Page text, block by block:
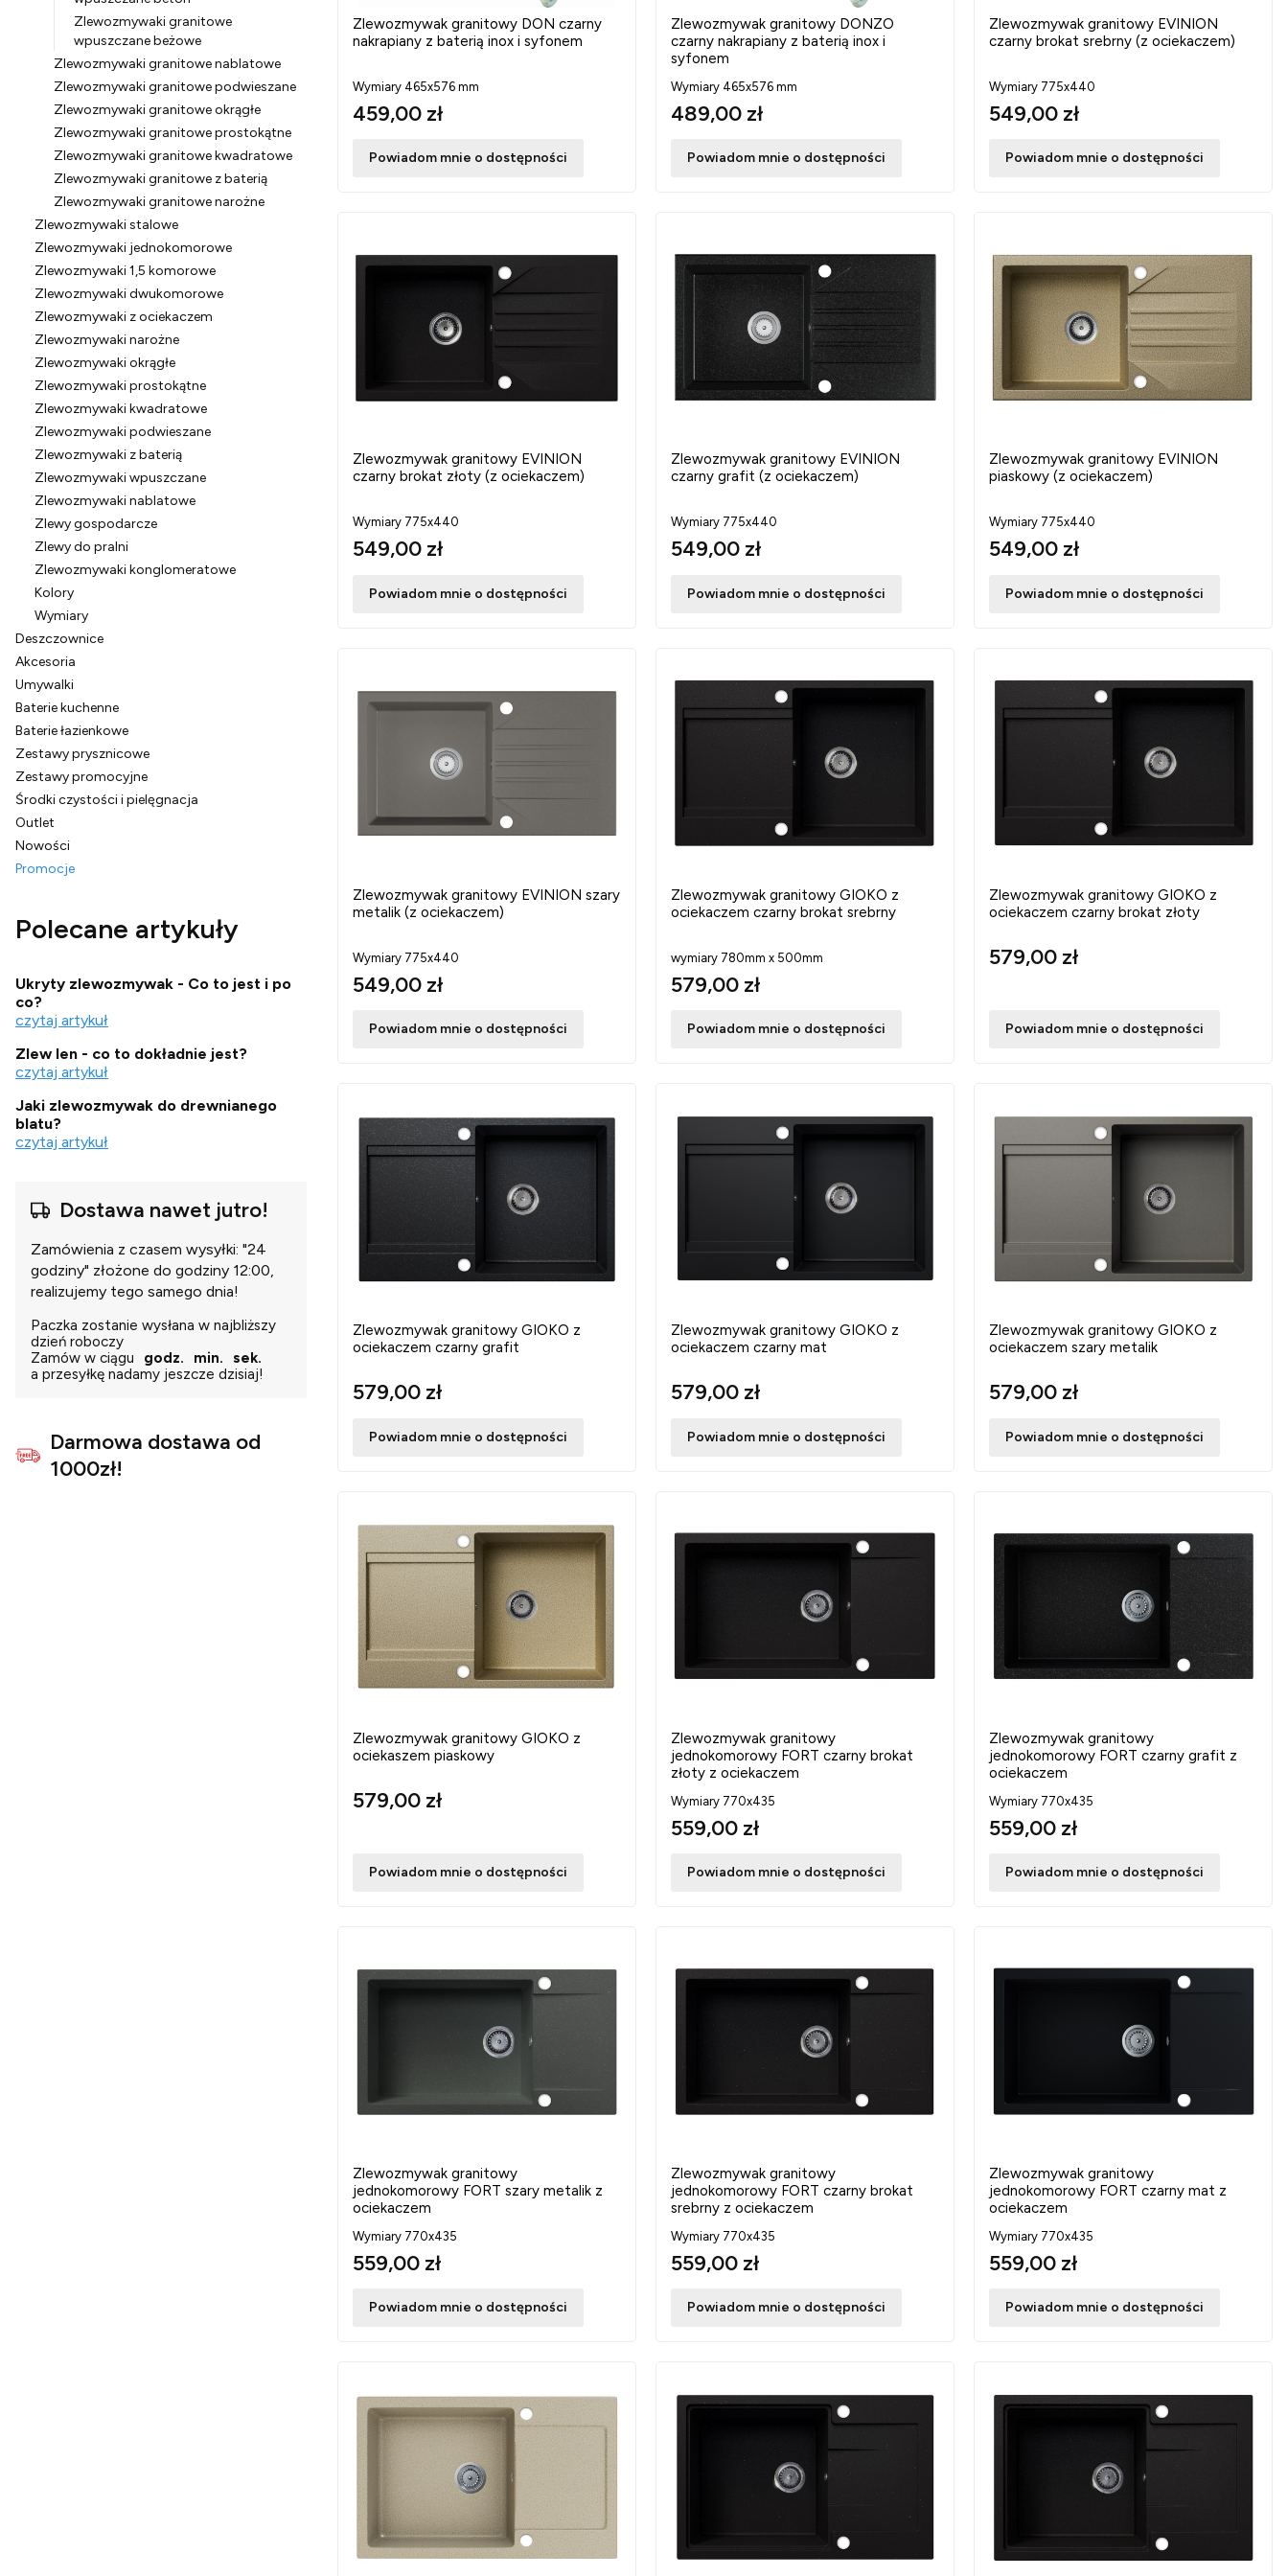
Zlewozmywaki granitowe
wpuszczane beżowe
Zlewozmywaki granitowe nablatowe
Zlewozmywaki granitowe podwieszane
Zlewozmywaki granitowe okrągłe
Zlewozmywaki granitowe prostokątne
Zlewozmywaki granitowe kwadratowe
Zlewozmywaki granitowe z baterią
Zlewozmywaki granitowe narożne
Zlewozmywaki stalowe
Zlewozmywaki jednokomorowe
Zlewozmywaki 1,5 komorowe
Zlewozmywaki dwukomorowe
Zlewozmywaki z ociekaczem
Zlewozmywaki narożne
Zlewozmywaki okrągłe
Zlewozmywaki prostokątne
Zlewozmywaki kwadratowe
Zlewozmywaki podwieszane
Zlewozmywaki z baterią
Zlewozmywaki wpuszczane
Zlewozmywaki nablatowe
Zlewy gospodarcze
Zlewy do pralni
Zlewozmywaki konglomeratowe
Kolory
Wymiary
Deszczownice
Akcesoria
Umywalki
Baterie kuchenne
Baterie łazienkowe
Zestawy prysznicowe
Zestawy promocyjne
Środki czystości i pielęgnacja
Outlet
Nowości
Promocje
Polecane artykuły
Ukryty zlewozmywak - Co to jest i po
co?
czytaj artykuł
Zlew len - co to dokładnie jest?
czytaj artykuł
Jaki zlewozmywak do drewnianego
blatu?
czytaj artykuł
Dostawa nawet jutro!
Zamówienia z czasem wysyłki: "24
godziny" złożone do godziny 12:00,
realizujemy tego samego dnia!
Paczka zostanie wysłana w najbliższy
dzień roboczy
Zamów w ciągu
godz. min.
sek.
a przesyłkę nadamy jeszcze dzisiaj!
Darmowa dostawa od
1000zł!
Zlewozmywak granitowy DON czarny
nakrapiany z baterią inox i syfonem
Wymiary 465x576 mm
459,00 zł
Powiadom mnie o dostępności
Zlewozmywak granitowy DONZO
czarny nakrapiany z baterią inox i
syfonem
Wymiary 465x576 mm
489,00 zł
Powiadom mnie o dostępności
Zlewozmywak granitowy EVINION
czarny brokat srebrny (z ociekaczem)
Wymiary 775x440
549,00 zł
Powiadom mnie o dostępności
Zlewozmywak granitowy EVINION
czarny brokat złoty (z ociekaczem)
Wymiary 775x440
549,00 zł
Powiadom mnie o dostępności
Zlewozmywak granitowy EVINION
czarny grafit (z ociekaczem)
Wymiary 775x440
549,00 zł
Powiadom mnie o dostępności
Zlewozmywak granitowy EVINION
piaskowy (z ociekaczem)
Wymiary 775x440
549,00 zł
Powiadom mnie o dostępności
Zlewozmywak granitowy EVINION szary
metalik (z ociekaczem)
Wymiary 775x440
549,00 zł
Powiadom mnie o dostępności
Zlewozmywak granitowy GIOKO z
ociekaczem czarny brokat srebrny
wymiary 780mm x 500mm
579,00 zł
Powiadom mnie o dostępności
Zlewozmywak granitowy GIOKO z
ociekaczem czarny brokat złoty
579,00 zł
Powiadom mnie o dostępności
Zlewozmywak granitowy GIOKO z
ociekaczem czarny grafit
579,00 zł
Powiadom mnie o dostępności
Zlewozmywak granitowy GIOKO z
ociekaczem czarny mat
579,00 zł
Powiadom mnie o dostępności
Zlewozmywak granitowy GIOKO z
ociekaczem szary metalik
579,00 zł
Powiadom mnie o dostępności
Zlewozmywak granitowy GIOKO z
ociekaszem piaskowy
579,00 zł
Powiadom mnie o dostępności
Zlewozmywak granitowy
jednokomorowy FORT czarny brokat
złoty z ociekaczem
Wymiary 770x435
559,00 zł
Powiadom mnie o dostępności
Zlewozmywak granitowy
jednokomorowy FORT czarny grafit z
ociekaczem
Wymiary 770x435
559,00 zł
Powiadom mnie o dostępności
Zlewozmywak granitowy
jednokomorowy FORT szary metalik z
ociekaczem
Wymiary 770x435
559,00 zł
Powiadom mnie o dostępności
Zlewozmywak granitowy
jednokomorowy FORT czarny brokat
srebrny z ociekaczem
Wymiary 770x435
559,00 zł
Powiadom mnie o dostępności
Zlewozmywak granitowy
jednokomorowy FORT czarny mat z
ociekaczem
Wymiary 770x435
559,00 zł
Powiadom mnie o dostępności